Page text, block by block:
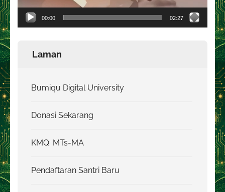
00:00 02:27
Laman
Bumiqu Digital University
Donasi Sekarang
KMQ: MTs-MA
Pendaftaran Santri Baru